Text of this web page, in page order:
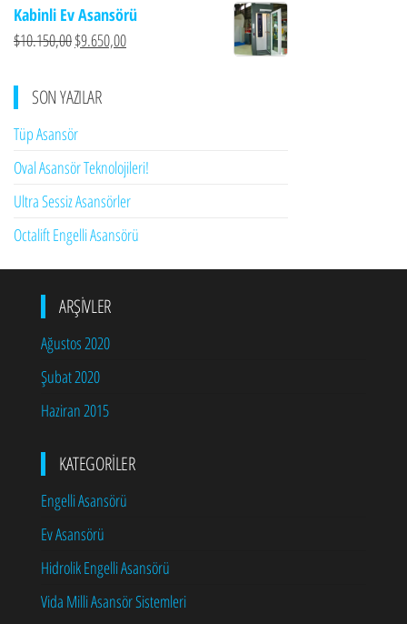
$9.990,00.fiyat:
$9.650,00.
Kabinli Ev Asansörü
$10.150,00Orijinal
$10.150,00.
$9.650,00Şu
SON YAZILAR
Tüp Asansör
Oval Asansör Teknolojileri!
Ultra Sessiz Asansörler
Octalift Engelli Asansörü
ARŞIVLER
Ağustos 2020
Şubat 2020
Haziran 2015
KATEGORILER
Engelli Asansörü
Ev Asansörü
Hidrolik Engelli Asansörü
Vida Milli Asansör Sistemleri